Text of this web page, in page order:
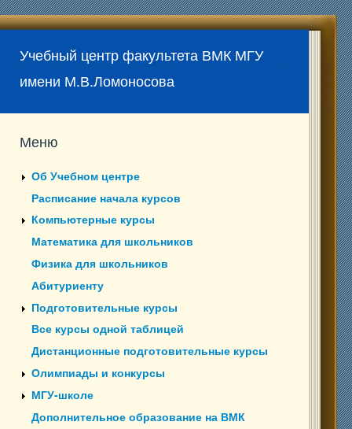
Учебный центр факультета ВМК МГУ
имени М.В.Ломоносова
Меню
Об Учебном центре
Расписание начала курсов
Компьютерные курсы
Математика для школьников
Физика для школьников
Абитуриенту
Подготовительные курсы
Все курсы одной таблицей
Дистанционные подготовительные курсы
Олимпиады и конкурсы
МГУ-школе
Дополнительное образование на ВМК